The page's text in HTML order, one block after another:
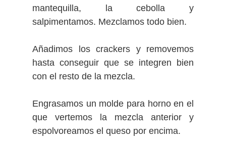
mantequilla, la cebolla y
salpimentamos. Mezclamos todo bien.
Añadimos los crackers y removemos
hasta conseguir que se integren bien
con el resto de la mezcla.
Engrasamos un molde para horno en el
que vertemos la mezcla anterior y
espolvoreamos el queso por encima.